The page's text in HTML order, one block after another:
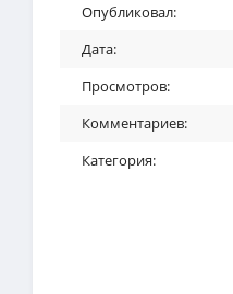
Опубликовал:
Дата:
Просмотров:
Комментариев:
Категория: